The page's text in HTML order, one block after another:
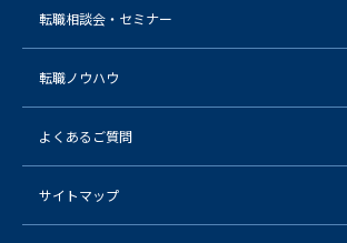
転職相談会・セミナー
転職ノウハウ
よくあるご質問
サイトマップ